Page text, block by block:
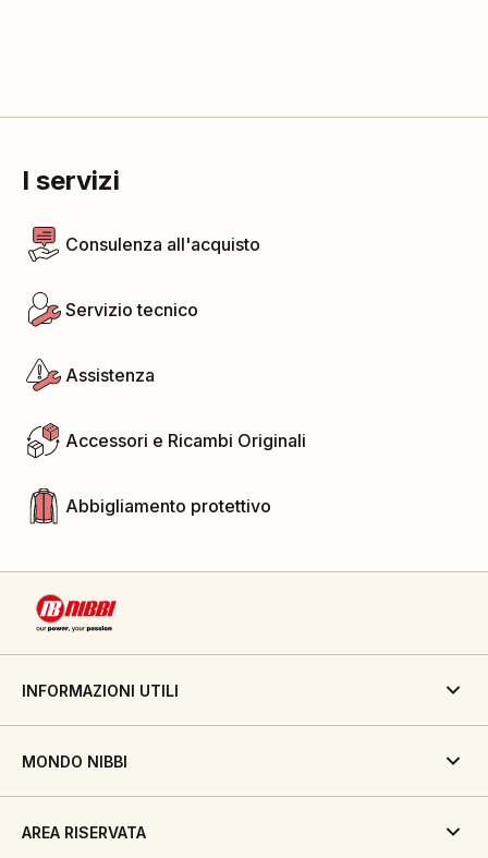
I servizi
Consulenza all'acquisto
Servizio tecnico
Assistenza
Accessori e Ricambi Originali
Abbigliamento protettivo
INFORMAZIONI UTILI
MONDO NIBBI
AREA RISERVATA